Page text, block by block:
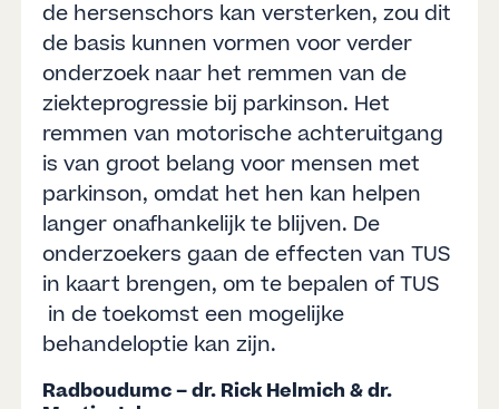
de hersenschors kan versterken, zou dit
de basis kunnen vormen voor verder
onderzoek naar het remmen van de
ziekteprogressie bij parkinson. Het
remmen van motorische achteruitgang
is van groot belang voor mensen met
parkinson, omdat het hen kan helpen
langer onafhankelijk te blijven. De
onderzoekers gaan de effecten van TUS
in kaart brengen, om te bepalen of TUS
in de toekomst een mogelijke
behandeloptie kan zijn.
Radboudumc – dr. Rick Helmich & dr.